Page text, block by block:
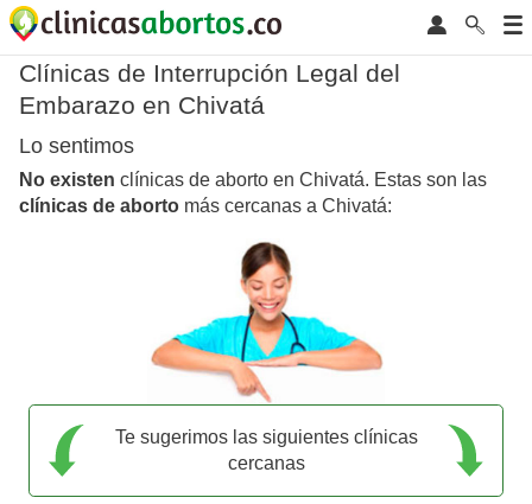
Clínicas de Interrupción Legal del
Embarazo en Chivatá
Lo sentimos
No existen clínicas de aborto en Chivatá. Estas son las
clínicas de aborto más cercanas a Chivatá:
Te sugerimos las siguientes clínicas
cercanas